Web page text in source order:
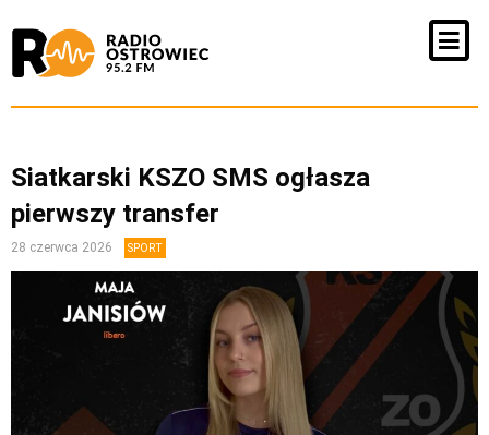
Siatkarski KSZO SMS ogłasza
pierwszy transfer
28 czerwca 2026 SPORT